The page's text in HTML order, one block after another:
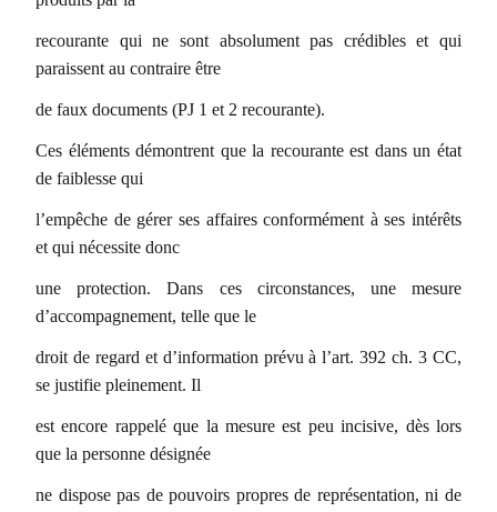
recourante qui ne sont absolument pas crédibles et qui
paraissent au contraire être
de faux documents (PJ 1 et 2 recourante).
Ces éléments démontrent que la recourante est dans un état
de faiblesse qui
l’empêche de gérer ses affaires conformément à ses intérêts
et qui nécessite donc
une protection. Dans ces circonstances, une mesure
d’accompagnement, telle que le
droit de regard et d’information prévu à l’art. 392 ch. 3 CC,
se justifie pleinement. Il
est encore rappelé que la mesure est peu incisive, dès lors
que la personne désignée
ne dispose pas de pouvoirs propres de représentation, ni de